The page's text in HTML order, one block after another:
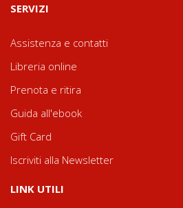
SERVIZI
Assistenza e contatti
Libreria online
Prenota e ritira
Guida all'ebook
Gift Card
Iscriviti alla Newsletter
LINK UTILI